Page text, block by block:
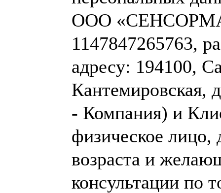
ООО
1147847265763,
адресу: 194100,
Кантемировская,
- Компания) и
физическое лицо,
возраста и
консультации по